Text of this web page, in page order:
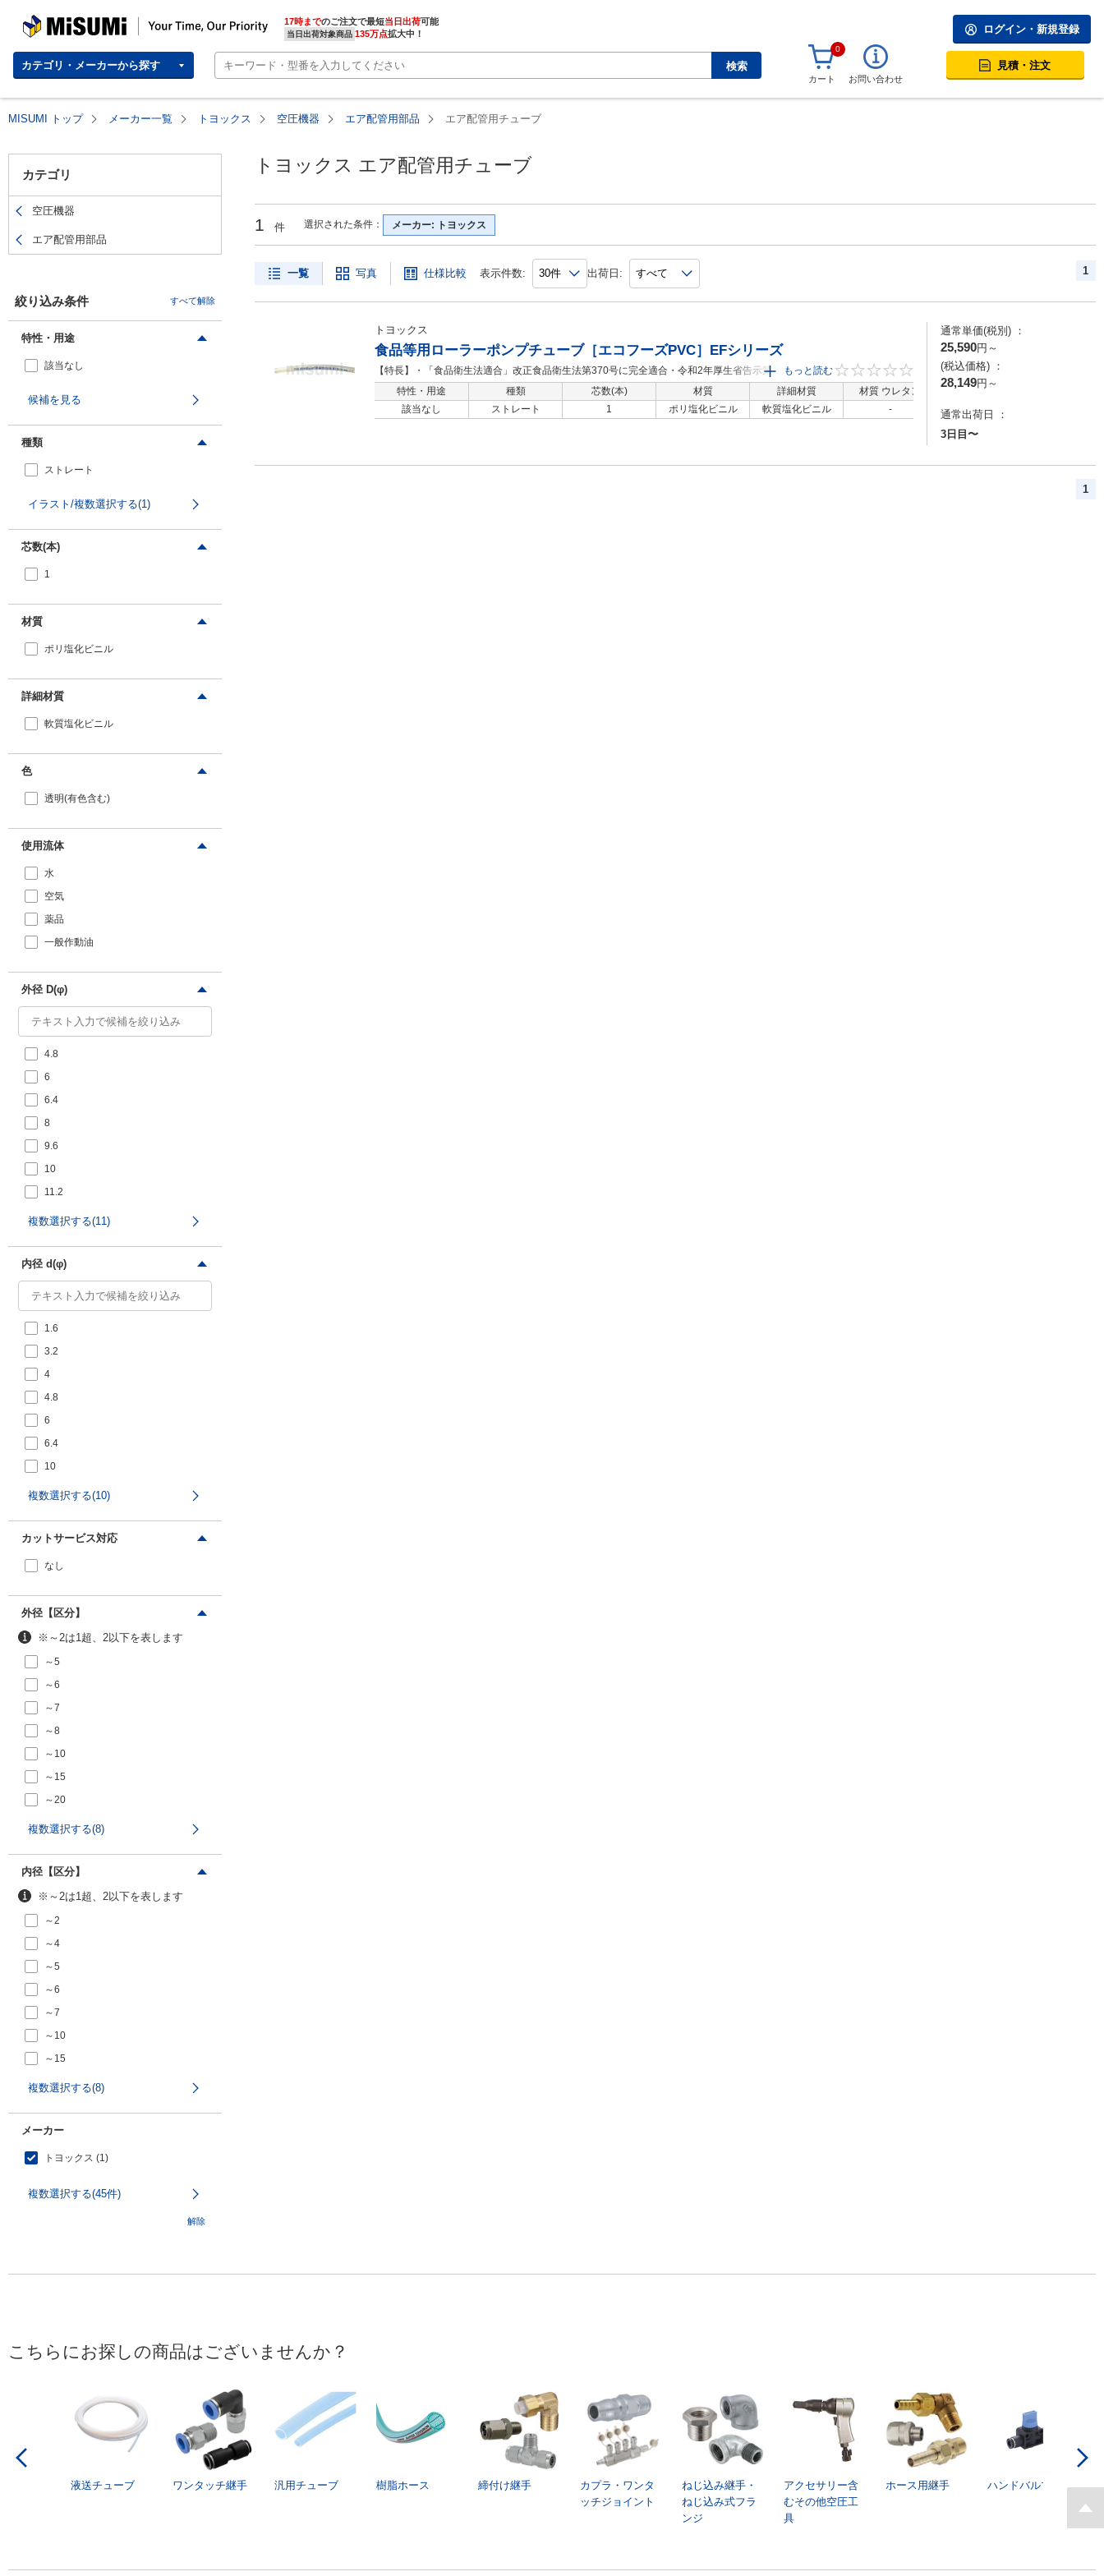
MISUMI | Your Time, Our Priority 17時までのご注文で最短当日出荷
当日出荷対象商品 135万点拡大中！
カテゴリ・メーカーから探す 検索
ログイン・新規登録
0
カート お問い合わせ
見積・注文
MISUMI トップ メーカー一覧 トヨックス 空圧機器 エア配管用部品 エア配管用チューブ
カテゴリ
空圧機器
エア配管用部品
絞り込み条件 すべて解除
特性・用途
該当なし
候補を見る
種類
ストレート
イラスト/複数選択する(1)
芯数(本)
1
材質
ポリ塩化ビニル
詳細材質
軟質塩化ビニル
色
透明(有色含む)
使用流体
水
空気
薬品
一般作動油
外径 D(φ)
4.8
6
6.4
8
9.6
10
11.2
14
22
24
複数選択する(11)
内径 d(φ)
1.6
3.2
4
4.8
6
6.4
10
12.7
18
複数選択する(10)
カットサービス対応
なし
外径【区分】
※～2は1超、2以下を表します
～5
～6
～7
～8
～10
～15
～20
～30
複数選択する(8)
内径【区分】
※～2は1超、2以下を表します
～2
～4
～5
～6
～7
～10
～15
～20
複数選択する(8)
メーカー
トヨックス (1)
複数選択する(45件)
解除
トヨックス エア配管用チューブ
1 件 選択された条件： メーカー: トヨックス
一覧 写真 仕様比較 表示件数: 出荷日: 1
トヨックス
食品等用ローラーポンプチューブ［エコフーズPVC］EFシリーズ
【特長】・「食品衛生法適合」改正食品衛生法第370号に完全適合・令和2年厚生省告示第196号ポジテ
ィブリスト制度・令和5年厚生省告示第324号ポジティブリスト制度・令和2年厚生省告示第380号（へ
プタン含む）・「油脂類対応」油脂類を含む流体の搬送にも使用可能で、幅広い用途に使用・「長寿
命」一般的なシリコーンチューブに比べ5倍以上の耐久性があり、交換頻度を大幅削減・「異物混入防
【材質】・「主材質」軟質塩化ビニール
もっと読む
0
特性・用途
種類 芯数(本) 材質 詳細材質 材質 ウレタン 材質 ナイロン
該当なし
ストレート 1 ポリ塩化ビニル 軟質塩化ビニル - -
通常単価(税別) ：
25,590円 ～
(税込価格) ：
28,149円 ～
通常出荷日 ：
3日目〜
1
こちらにお探しの商品はございませんか？
液送チューブ ワンタッチ継手 汎用チューブ 樹脂ホース 締付け継手
カプラ・ワンタ
ッチジョイント
ねじ込み継手・
ねじ込み式フラ
ンジ
アクセサリー含
むその他空圧工
具
ホース用継手 ハンドバルブ